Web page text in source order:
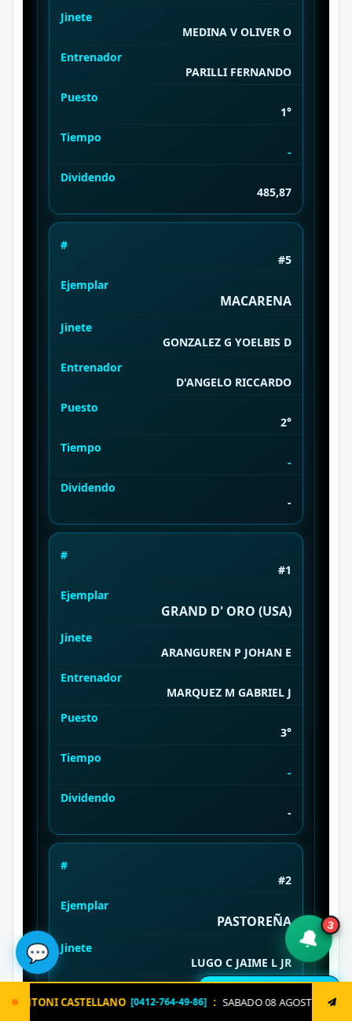
49-86] : SABADO 08 AGOSTO. Envía ya: LOTERIA al 8621 un solo
Jinete
MEDINA V OLIVER O
Entrenador
PARILLI FERNANDO
Puesto
1°
Tiempo
-
Dividendo
485,87
#
#5
Ejemplar
MACARENA
Jinete
GONZALEZ G YOELBIS D
Entrenador
D'ANGELO RICCARDO
Puesto
2°
Tiempo
-
Dividendo
-
#
#1
Ejemplar
GRAND D' ORO (USA)
Jinete
ARANGUREN P JOHAN E
Entrenador
MARQUEZ M GABRIEL J
Puesto
3°
Tiempo
-
Dividendo
-
#
#2
Ejemplar
PASTOREÑA
Jinete
LUGO C JAIME L JR
Entrenador
PARILLI TOTA FERNANDO
🔔
3
💬